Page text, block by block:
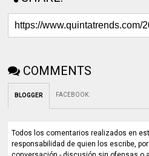
COMMENTS
BLOGGER FACEBOOK:
Todos los comentarios realizados en
responsabilidad de quien los escribe,